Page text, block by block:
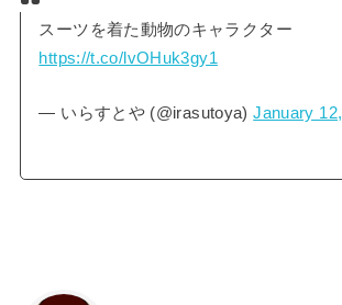
スーツを着た動物のキャラクター
https://t.co/lvOHuk3gy1
— いらすとや (@irasutoya)January